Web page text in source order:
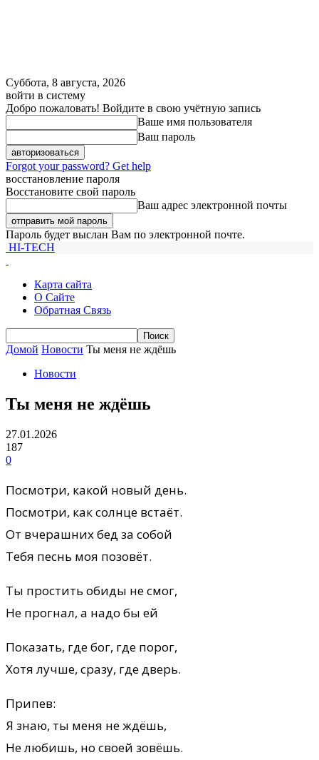
Суббота, 8 августа, 2026
войти в систему
Добро пожаловать! Войдите в свою учётную запись
Ваше имя пользователя
Ваш пароль
Forgot your password? Get help
восстановление пароля
Восстановите свой пароль
Ваш адрес электронной почты
Пароль будет выслан Вам по электронной почте.
HI-TECH
Карта сайта
О Сайте
Обратная Связь
Домой Новости Ты меня не ждёшь
Новости
Ты меня не ждёшь
27.01.2026
187
0
Посмотри, какой новый день.
Посмотри, как солнце встаёт.
От вчерашних бед за собой
Тебя песнь моя позовёт.
Ты простить обиды не смог,
Не прогнал, а надо бы ей
Показать, где бог, где порог,
Хотя лучше, сразу, где дверь.
Припев:
Я знаю, ты меня не ждёшь,
Не любишь, но своей зовёшь.